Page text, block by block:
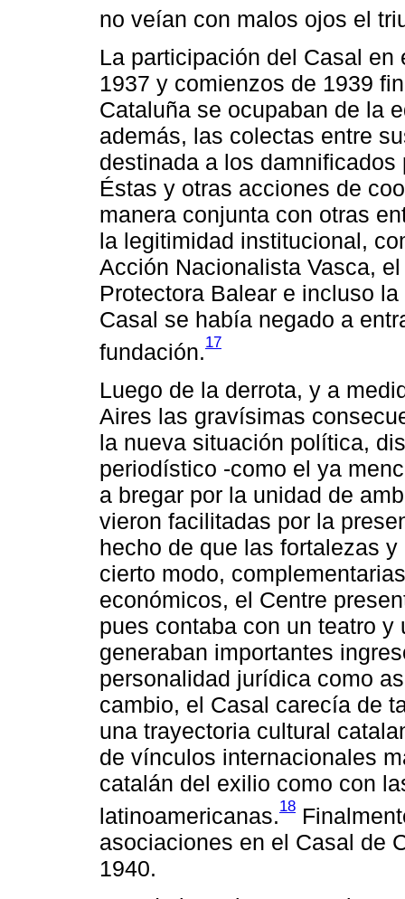
no veían con malos ojos el
La participación del Casal
1937 y comienzos de 1939
Cataluña se ocupaban de la
además, las colectas entre
destinada a los
Éstas y otras acciones de
manera conjunta con otras
la legitimidad institucional,
Acción Nacionalista Vasca,
Protectora Balear e incluso
Casal se había negado a
fundación.17
Luego de la derrota, y a
Aires las gravísimas
la nueva situación política,
periodístico -como el ya
a bregar por la unidad de
vieron facilitadas por la
hecho de que las fortalezas
cierto modo,
económicos, el Centre
pues contaba con un teatro
generaban importantes
personalidad jurídica como
cambio, el Casal carecía de
una trayectoria cultural
de vínculos internacionales
catalán del exilio como con
latinoamericanas.18
asociaciones en el Casal de
1940.